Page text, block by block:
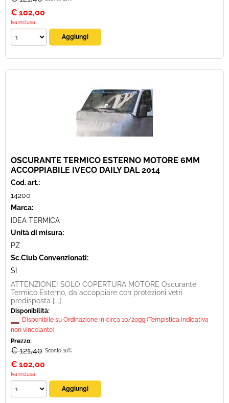
€ 102,00
Iva inclusa
OSCURANTE TERMICO ESTERNO MOTORE 6MM
ACCOPPIABILE IVECO DAILY DAL 2014
Cod. art.:
14200
Marca:
IDEA TERMICA
Unità di misura:
PZ
Sc.Club Convenzionati:
SI
ATTENZIONE! SOLO COPERTURA MOTORE Oscurante
Termico Esterno, da accoppiare con protezioni vetri
predisposta [...]
Disponibilità:
Disponibile su Ordinazione in circa 10/20gg (Tempistica indicativa
non vincolante)
Prezzo:
€ 121,40 Sconto 16%
€ 102,00
Iva inclusa